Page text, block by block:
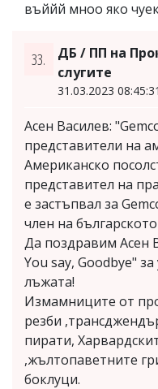
въййй мноо яко
33.
ДБ / ПП на
слугите
31.03.2023 08:45:31
Асен Василев:
представители на
Американско
представител на
е застъпвал за
член на
Да поздравим Асен
You say, Goodbye"
лъжата!
Измамниците от
резби
пирати,
,жълтопаветните
боклуци.